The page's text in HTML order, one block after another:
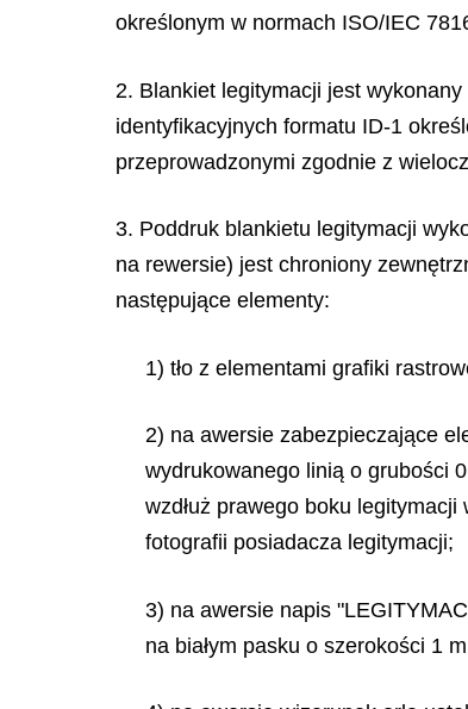
określonym w normach ISO/IEC
2. Blankiet legitymacji jest
identyfikacyjnych formatu ID-1
przeprowadzonymi zgodnie z
3. Poddruk blankietu legitymacji
na rewersie) jest chroniony
następujące elementy:
1) tło z elementami grafiki
2) na awersie zabezpieczające
wydrukowanego linią o grubości
wzdłuż prawego boku
fotografii posiadacza legitymacji;
3) na awersie napis
na białym pasku o szerokości 1